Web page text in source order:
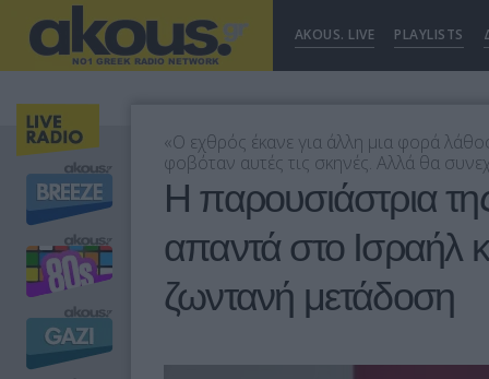
AKOUS. LIVE PLAYLISTS
«Ο εχθρός έκανε για άλλη μια φορά
φοβόταν αυτές τις σκηνές. Αλλά θα
Η παρουσιάστρια
απαντά στο Ισραήλ
ζωντανή μετάδοση